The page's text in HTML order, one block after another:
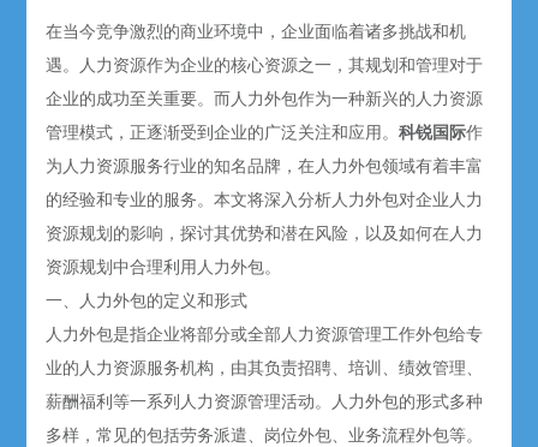
在当今竞争激烈的商业环境中，企业面临着诸多挑战和机
遇。人力资源作为企业的核心资源之一，其规划和管理对于
企业的成功至关重要。而人力外包作为一种新兴的人力资源
管理模式，正逐渐受到企业的广泛关注和应用。科锐国际作
为人力资源服务行业的知名品牌，在人力外包领域有着丰富
的经验和专业的服务。本文将深入分析人力外包对企业人力
资源规划的影响，探讨其优势和潜在风险，以及如何在人力
资源规划中合理利用人力外包。
一、人力外包的定义和形式
人力外包是指企业将部分或全部人力资源管理工作外包给专
业的人力资源服务机构，由其负责招聘、培训、绩效管理、
薪酬福利等一系列人力资源管理活动。人力外包的形式多种
多样，常见的包括劳务派遣、岗位外包、业务流程外包等。